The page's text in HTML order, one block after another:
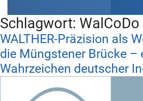
Schlagwort: WalCoDo
WALTHER-Präzision als
die Müngstener Brücke –
Wahrzeichen deutscher